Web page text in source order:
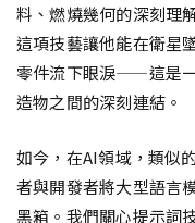
料、燃燒幾何的深刻理
這項技藝讓他能在衛星
零件流下眼淚——這是
造物之間的深刻連結。
如今，在AI領域，類似
者與開發者將大型語言
黑箱。我們關心提示詞